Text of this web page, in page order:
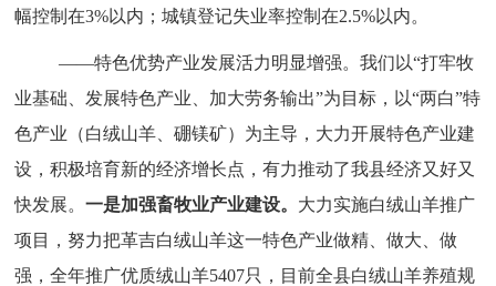
幅控制在3%以内；城镇登记失业率控制在2.5%以内。
——特色优势产业发展活力明显增强。我们以“打牢牧
业基础、发展特色产业、加大劳务输出”为目标，以“两白”特
色产业（白绒山羊、硼镁矿）为主导，大力开展特色产业建
设，积极培育新的经济增长点，有力推动了我县经济又好又
快发展。一是加强畜牧业产业建设。 大力实施白绒山羊推广
项目，努力把革吉白绒山羊这一特色产业做精、做大、做
强，全年推广优质绒山羊5407只，目前全县白绒山羊养殖规